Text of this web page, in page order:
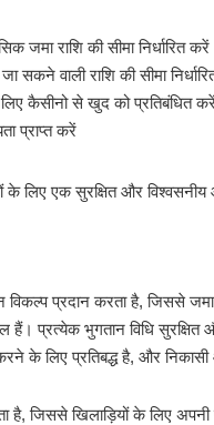
जमा राशि की सीमा निर्धारित करें
सकने वाली राशि की सीमा
कैसीनो से खुद को प्रतिबंधित
प्राप्त करें
के लिए एक सुरक्षित और
विकल्प प्रदान करता है, जिससे
हैं। प्रत्येक भुगतान विधि
के लिए प्रतिबद्ध है, और
है, जिससे खिलाड़ियों के लिए